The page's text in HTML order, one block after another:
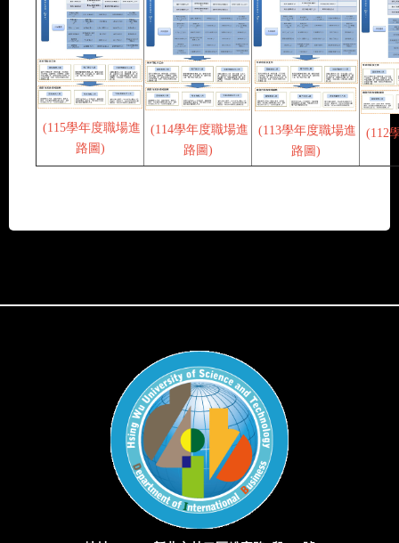
(115學年度職場進
路圖)
(114學年度職場進
路圖)
(113學年度職場進
路圖)
(112